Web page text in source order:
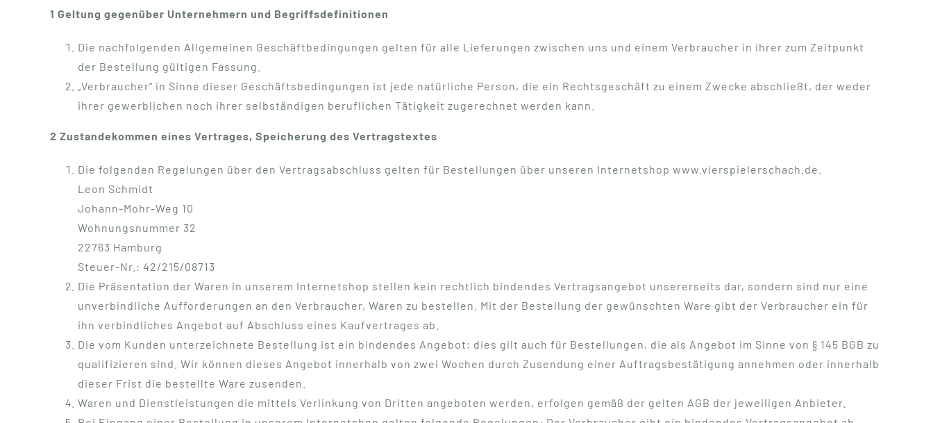
1 Geltung gegenüber Unternehmern und Begriffsdefinitionen
Die nachfolgenden Allgemeinen Geschäftbedingungen gelten für alle Lieferungen zwischen uns und einem Verbraucher in ihrer zum Zeitpunkt
der Bestellung gültigen Fassung.
„Verbraucher“ in Sinne dieser Geschäftsbedingungen ist jede natürliche Person, die ein Rechtsgeschäft zu einem Zwecke abschließt, der weder
ihrer gewerblichen noch ihrer selbständigen beruflichen Tätigkeit zugerechnet werden kann.
2 Zustandekommen eines Vertrages, Speicherung des Vertragstextes
Die folgenden Regelungen über den Vertragsabschluss gelten für Bestellungen über unseren Internetshop www.vierspielerschach.de.
Leon Schmidt
Johann-Mohr-Weg 10
Wohnungsnummer 32
22763 Hamburg
Steuer-Nr.: 42/215/08713
Die Präsentation der Waren in unserem Internetshop stellen kein rechtlich bindendes Vertragsangebot unsererseits dar, sondern sind nur eine
unverbindliche Aufforderungen an den Verbraucher, Waren zu bestellen. Mit der Bestellung der gewünschten Ware gibt der Verbraucher ein für
ihn verbindliches Angebot auf Abschluss eines Kaufvertrages ab.
Die vom Kunden unterzeichnete Bestellung ist ein bindendes Angebot; dies gilt auch für Bestellungen, die als Angebot im Sinne von § 145 BGB zu
qualifizieren sind. Wir können dieses Angebot innerhalb von zwei Wochen durch Zusendung einer Auftragsbestätigung annehmen oder innerhalb
dieser Frist die bestellte Ware zusenden.
Waren und Dienstleistungen die mittels Verlinkung von Dritten angeboten werden, erfolgen gemäß der gelten AGB der jeweiligen Anbieter.